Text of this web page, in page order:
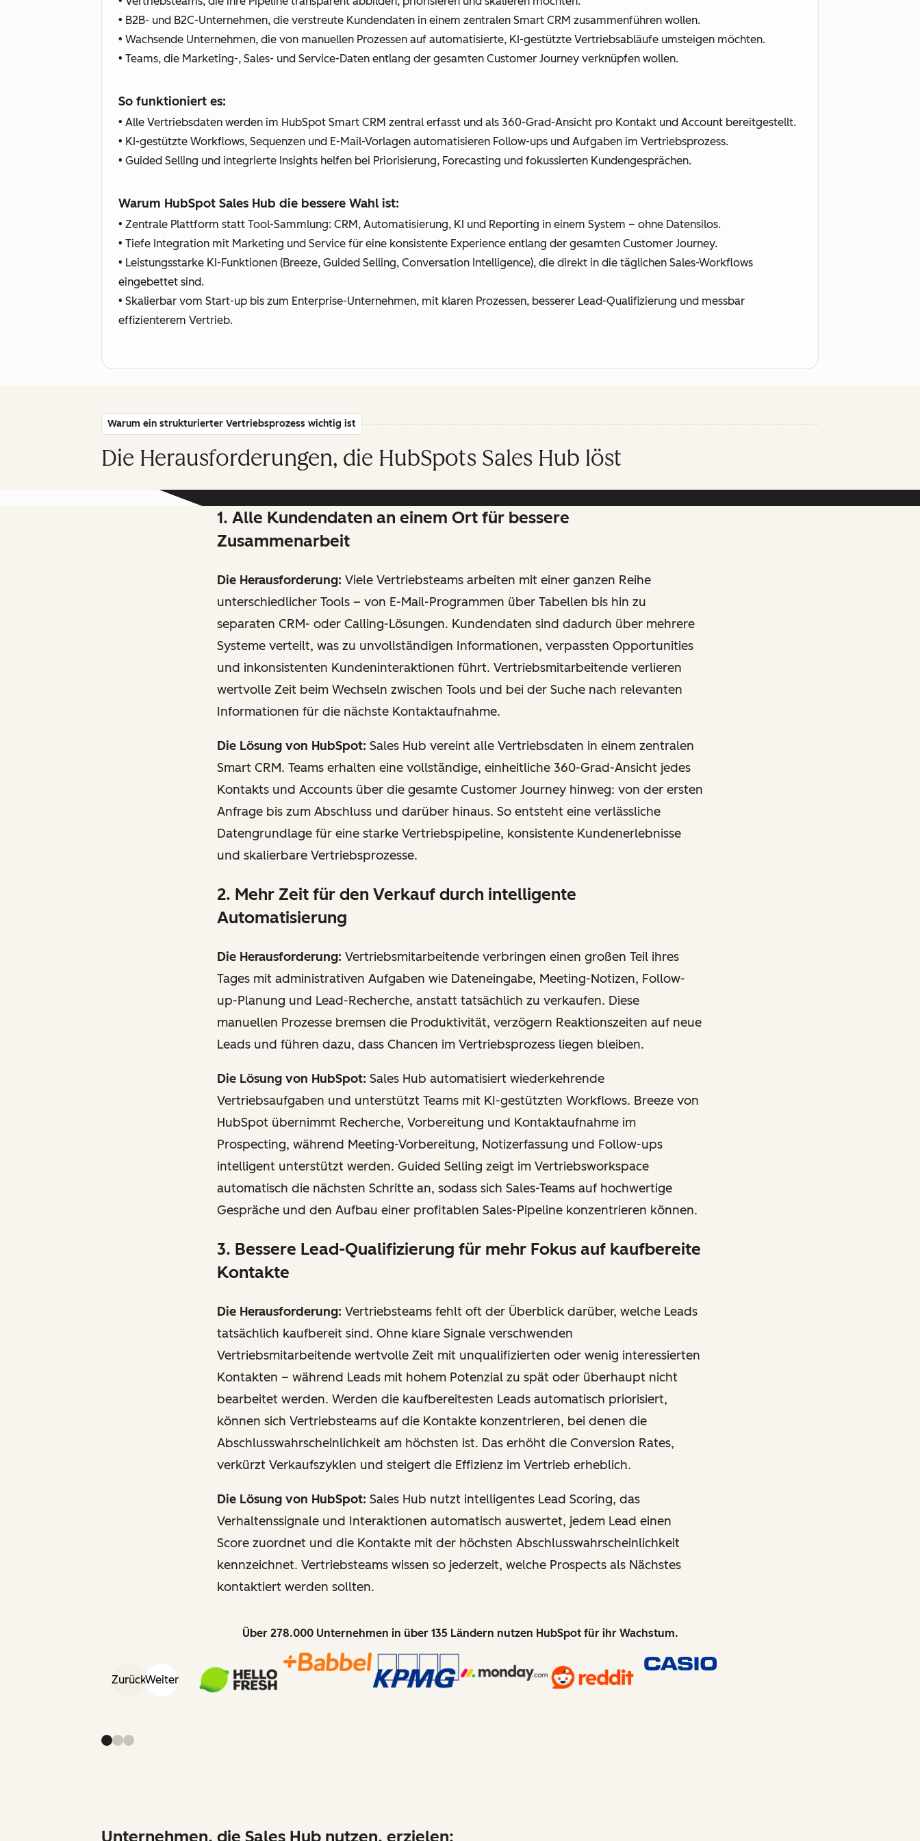
• B2B- und B2C-Unternehmen, die verstreute Kundendaten in einem zentralen Smart CRM zusammenführen wollen.
• Wachsende Unternehmen, die von manuellen Prozessen auf automatisierte, KI-gestützte Vertriebsabläufe umsteigen möchten.
• Teams, die Marketing-, Sales- und Service-Daten entlang der gesamten Customer Journey verknüpfen wollen.
So funktioniert es:
• Alle Vertriebsdaten werden im HubSpot Smart CRM zentral erfasst und als 360-Grad-Ansicht pro Kontakt und Account bereitgestellt.
• KI-gestützte Workflows, Sequenzen und E-Mail-Vorlagen automatisieren Follow-ups und Aufgaben im Vertriebsprozess.
• Guided Selling und integrierte Insights helfen bei Priorisierung, Forecasting und fokussierten Kundengesprächen.
Warum HubSpot Sales Hub die bessere Wahl ist:
• Zentrale Plattform statt Tool-Sammlung: CRM, Automatisierung, KI und Reporting in einem System – ohne Datensilos.
• Tiefe Integration mit Marketing und Service für eine konsistente Experience entlang der gesamten Customer Journey.
• Leistungsstarke KI-Funktionen (Breeze, Guided Selling, Conversation Intelligence), die direkt in die täglichen Sales-Workflows
eingebettet sind.
• Skalierbar vom Start-up bis zum Enterprise-Unternehmen, mit klaren Prozessen, besserer Lead-Qualifizierung und messbar
effizienterem Vertrieb.
Warum ein strukturierter Vertriebsprozess wichtig ist
Die Herausforderungen, die HubSpots Sales Hub löst
1. Alle Kundendaten an einem Ort für bessere
Zusammenarbeit
Die Herausforderung: Viele Vertriebsteams arbeiten mit einer ganzen Reihe
unterschiedlicher Tools – von E-Mail-Programmen über Tabellen bis hin zu
separaten CRM- oder Calling-Lösungen. Kundendaten sind dadurch über mehrere
Systeme verteilt, was zu unvollständigen Informationen, verpassten Opportunities
und inkonsistenten Kundeninteraktionen führt. Vertriebsmitarbeitende verlieren
wertvolle Zeit beim Wechseln zwischen Tools und bei der Suche nach relevanten
Informationen für die nächste Kontaktaufnahme.
Die Lösung von HubSpot: Sales Hub vereint alle Vertriebsdaten in einem zentralen
Smart CRM. Teams erhalten eine vollständige, einheitliche 360-Grad-Ansicht jedes
Kontakts und Accounts über die gesamte Customer Journey hinweg: von der ersten
Anfrage bis zum Abschluss und darüber hinaus. So entsteht eine verlässliche
Datengrundlage für eine starke Vertriebspipeline, konsistente Kundenerlebnisse
und skalierbare Vertriebsprozesse.
2. Mehr Zeit für den Verkauf durch intelligente
Automatisierung
Die Herausforderung: Vertriebsmitarbeitende verbringen einen großen Teil ihres
Tages mit administrativen Aufgaben wie Dateneingabe, Meeting-Notizen, Follow-
up-Planung und Lead-Recherche, anstatt tatsächlich zu verkaufen. Diese
manuellen Prozesse bremsen die Produktivität, verzögern Reaktionszeiten auf neue
Leads und führen dazu, dass Chancen im Vertriebsprozess liegen bleiben.
Die Lösung von HubSpot: Sales Hub automatisiert wiederkehrende
Vertriebsaufgaben und unterstützt Teams mit KI-gestützten Workflows. Breeze von
HubSpot übernimmt Recherche, Vorbereitung und Kontaktaufnahme im
Prospecting, während Meeting-Vorbereitung, Notizerfassung und Follow-ups
intelligent unterstützt werden. Guided Selling zeigt im Vertriebsworkspace
automatisch die nächsten Schritte an, sodass sich Sales-Teams auf hochwertige
Gespräche und den Aufbau einer profitablen Sales-Pipeline konzentrieren können.
3. Bessere Lead-Qualifizierung für mehr Fokus auf kaufbereite
Kontakte
Die Herausforderung: Vertriebsteams fehlt oft der Überblick darüber, welche Leads
tatsächlich kaufbereit sind. Ohne klare Signale verschwenden
Vertriebsmitarbeitende wertvolle Zeit mit unqualifizierten oder wenig interessierten
Kontakten – während Leads mit hohem Potenzial zu spät oder überhaupt nicht
bearbeitet werden. Werden die kaufbereitesten Leads automatisch priorisiert,
können sich Vertriebsteams auf die Kontakte konzentrieren, bei denen die
Abschlusswahrscheinlichkeit am höchsten ist. Das erhöht die Conversion Rates,
verkürzt Verkaufszyklen und steigert die Effizienz im Vertrieb erheblich.
Die Lösung von HubSpot: Sales Hub nutzt intelligentes Lead Scoring, das
Verhaltenssignale und Interaktionen automatisch auswertet, jedem Lead einen
Score zuordnet und die Kontakte mit der höchsten Abschlusswahrscheinlichkeit
kennzeichnet. Vertriebsteams wissen so jederzeit, welche Prospects als Nächstes
kontaktiert werden sollten.
Über 278.000 Unternehmen in über 135 Ländern nutzen HubSpot für ihr Wachstum.
ZurückWeiter
Unternehmen, die Sales Hub nutzen, erzielen: